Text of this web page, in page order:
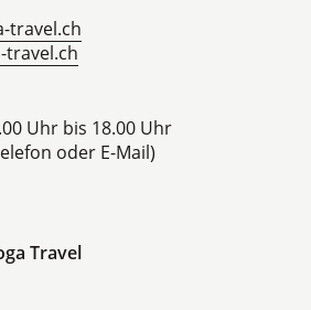
travel.ch
travel.ch
Uhr bis 18.00 Uhr
oder E-Mail)
Travel